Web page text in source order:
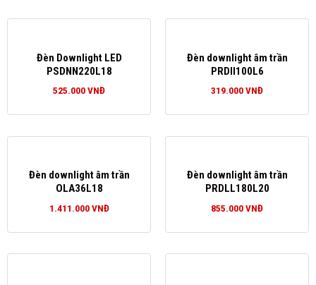
Đèn Downlight LED
PSDNN220L18
525.000VNĐ
Đèn downlight âm trần
PRDII100L6
319.000VNĐ
Đèn downlight âm trần
OLA36L18
1.411.000VNĐ
Đèn downlight âm trần
PRDLL180L20
855.000VNĐ